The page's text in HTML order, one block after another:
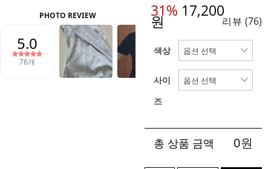
31% 17,200
원 리뷰 (76)
색상
사이
즈
총 상품 금액 0원